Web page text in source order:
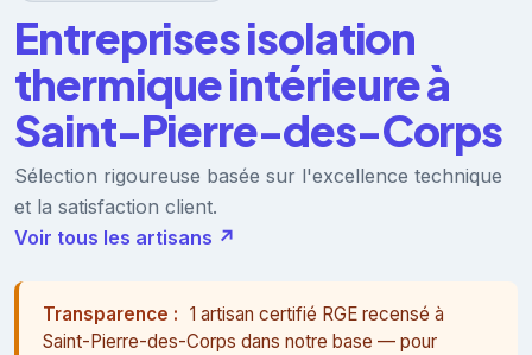
Entreprises isolation
thermique intérieure à
Saint-Pierre-des-Corps
Sélection rigoureuse basée sur l'excellence technique
et la satisfaction client.
Voir tous les artisans ↗
Transparence : 1 artisan certifié RGE recensé à
Saint-Pierre-des-Corps dans notre base — pour